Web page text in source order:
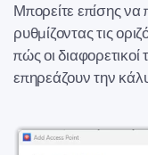
Μπορείτε επίσης να
ρυθμίζοντας τις
πώς οι διαφορετικοί
επηρεάζουν την